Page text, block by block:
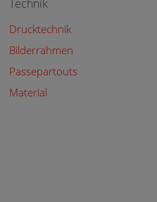
Technik
Drucktechnik
Bilderrahmen
Passepartouts
Material